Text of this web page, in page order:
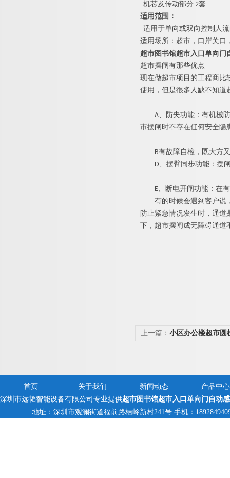
机芯及传动部分 2套
适用范围：
适用于单向或双向控制人
适用场所：超市，口岸关口
超市图书馆超市入口单向门
超市摆闸有那些优点
现在做超市项目的工程商比
使用，但是很多人缺不知道
A、防夹功能：有机械
市摆闸时不存在任何安全隐
B有故障自检，既大
D、摆臂同步功能：摆
E、断电开闸功能：在
有的时候会遇到客户说
防止紧急情况发生时，通
下，超市摆闸成无障碍通
上一篇： 小区办公楼超市圆
首页 关于我们 新闻动态
产品中心
深圳市远韬智能设备有限公司专业提供超市图书馆超市入口单向门自动
地址：深圳市观澜街道福前路桔岭新村241号 手机：